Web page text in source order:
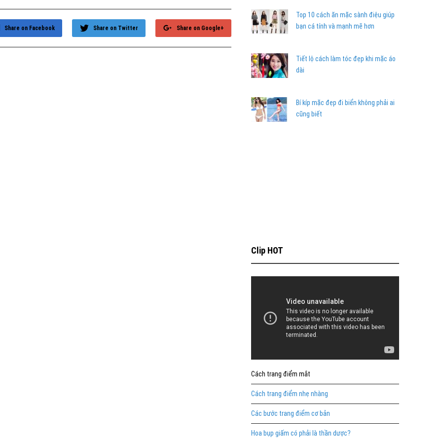
Share on Google+
Share on Twitter
Share on Facebook
Top 10 cách ăn mặc sành điệu giúp
bạn cá tính và mạnh mẽ hơn
Tiết lộ cách làm tóc đẹp khi mặc áo
dài
Bí kíp mặc đẹp đi biển không phải ai
cũng biết
Clip HOT
Cách trang điểm mắt
Cách trang điểm nhẹ nhàng
Các bước trang điểm cơ bản
Hoa bụp giấm có phải là thần dược?